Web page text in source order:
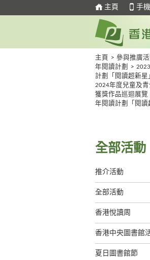
主頁 手
主頁 > 參與推廣活
年閱讀計劃
>
計劃「閱讀超新
2024年度兒童及
獲獎作品巡迴展覽
年閱讀計劃「閱讀
全部活動
推介活動
全部活動
香港悅讀周
香港中央圖書館
夏日圖書館節